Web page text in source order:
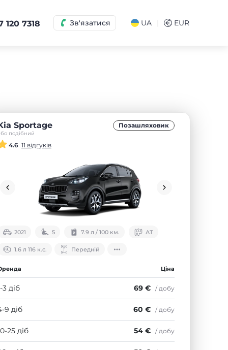
120 7318 Зв'язатися UA € EUR
Sportage
подібний
Позашляховик
4.6 11 відгуків
2021 5 7.9 л / 100 км. АТ
1.6 л 116 к.с. Передній
Ціна
3 діб 69 € / добу
9 діб 60 € / добу
25 діб 54 € / добу